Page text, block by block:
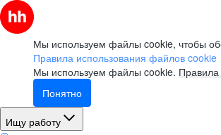
Мы используем файлы cookie, чтобы
Правила использования файлов cookie
Мы используем файлы cookie.
Понятно
Ищу работу